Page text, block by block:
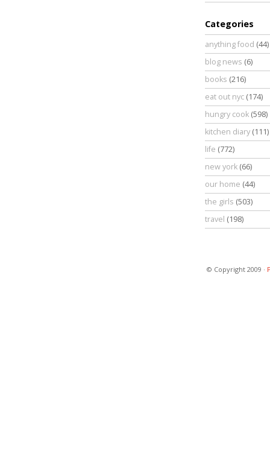
Categories
anything food (44)
blog news (6)
books (216)
eat out nyc (174)
hungry cook (598)
kitchen diary (111)
life (772)
new york (66)
our home (44)
the girls (503)
travel (198)
© Copyright 2009 ·